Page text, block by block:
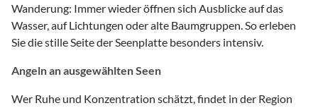
Wanderung: Immer wieder öffnen sich Ausblicke auf das
Wasser, auf Lichtungen oder alte Baumgruppen. So erleben
Sie die stille Seite der Seenplatte besonders intensiv.
Angeln an ausgewählten Seen
Wer Ruhe und Konzentration schätzt, findet in der Region